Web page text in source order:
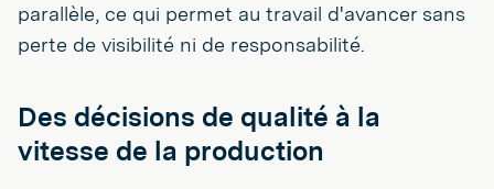
parallèle, ce qui permet au travail d'avancer sans
perte de visibilité ni de responsabilité.
Des décisions de qualité à la
vitesse de la production